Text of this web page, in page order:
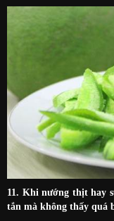
11. Khi nướng thịt hay
tắn mà không thấy quá